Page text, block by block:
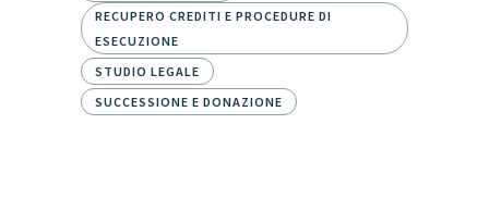
RECUPERO CREDITI E PROCEDURE DI
ESECUZIONE
STUDIO LEGALE
SUCCESSIONE E DONAZIONE